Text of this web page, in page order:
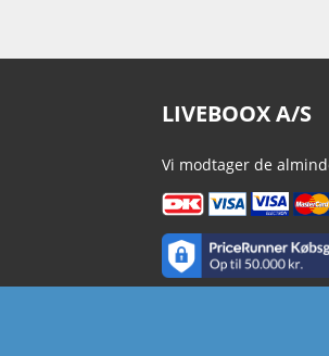
LIVEBOOX A/S
Vi modtager de